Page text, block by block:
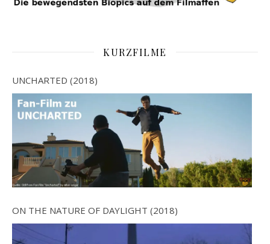
KURZFILME
UNCHARTED (2018)
ON THE NATURE OF DAYLIGHT (2018)